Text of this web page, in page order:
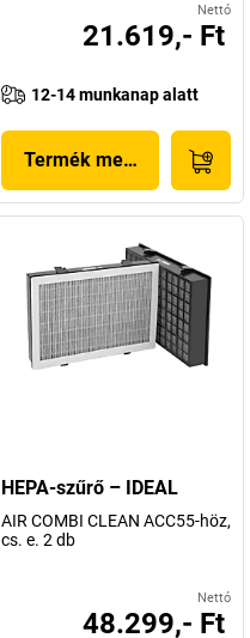
Nettó
21.619,- Ft
12-14 munkanap alatt
Termék megjelenítése
HEPA-szűrő – IDEAL
AIR COMBI CLEAN ACC55-höz,
cs. e. 2 db
Nettó
48.299,- Ft